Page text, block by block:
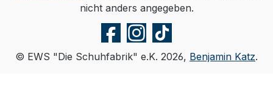
nicht anders angegeben.
© EWS "Die Schuhfabrik" e.K. 2026, Benjamin Katz.